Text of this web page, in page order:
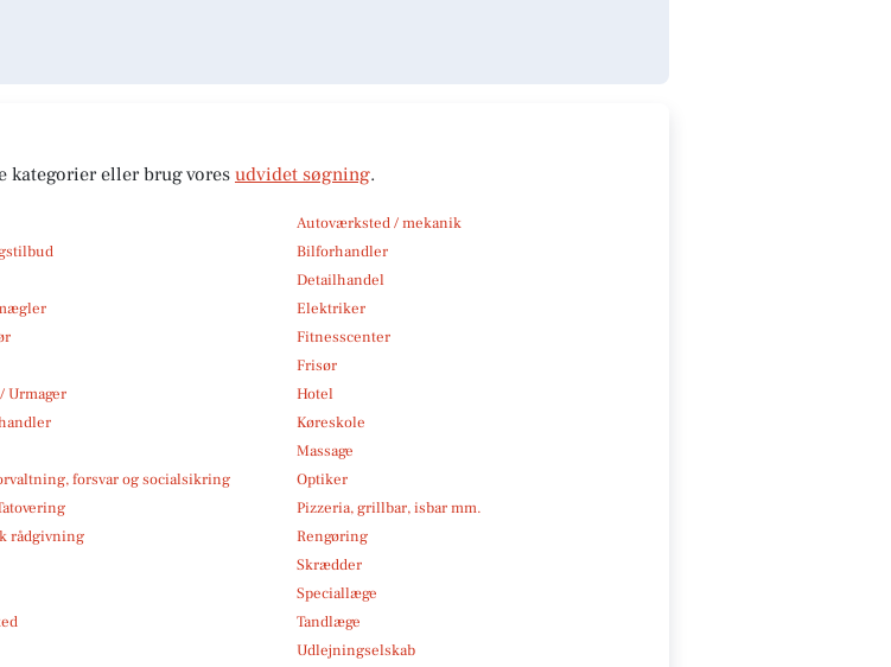
kategorier eller brug vores udvidet søgning.
Autoværksted / mekanik
Bilforhandler
Detailhandel
Elektriker
Fitnesscenter
Frisør
Urmager
Hotel
Køreskole
Massage
forsvar og socialsikring
Optiker
Pizzeria, grillbar, isbar mm.
rådgivning
Rengøring
Skrædder
Speciallæge
Tandlæge
Udlejningselskab